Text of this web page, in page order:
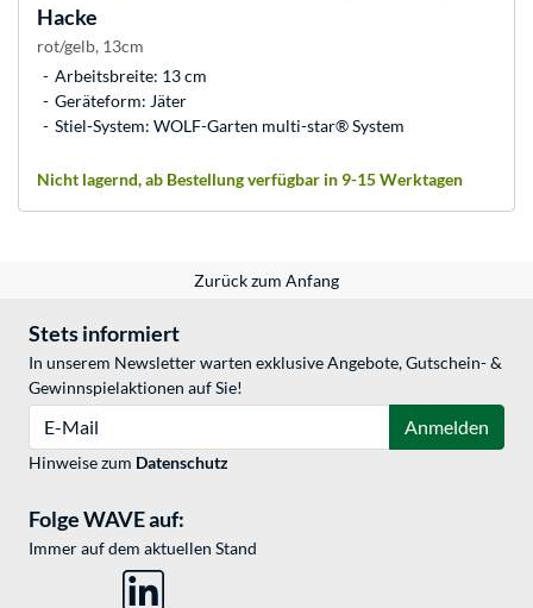
Hacke
rot/gelb, 13cm
Arbeitsbreite: 13 cm
Geräteform: Jäter
Stiel-System: WOLF-Garten multi-star® System
Nicht lagernd, ab Bestellung verfügbar in 9-15 Werktagen
Zurück zum Anfang
Stets informiert
In unserem Newsletter warten exklusive Angebote, Gutschein- &
Gewinnspielaktionen auf Sie!
Anmelden
Hinweise zum Datenschutz
Folge WAVE auf:
Immer auf dem aktuellen Stand